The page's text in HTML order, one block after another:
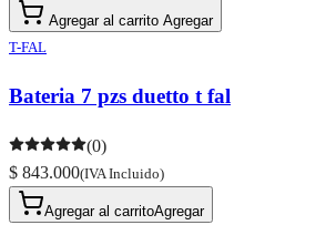
Agregar al carrito Agregar
T-FAL
Bateria 7 pzs duetto t fal
(0)
$ 843.000(IVA Incluido)
Agregar al carritoAgregar